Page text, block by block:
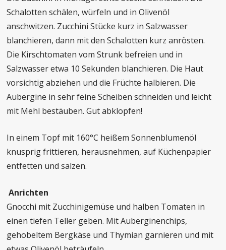
Schalotten schälen, würfeln und in Olivenöl
anschwitzen. Zucchini Stücke kurz in Salzwasser
blanchieren, dann mit den Schalotten kurz anrösten.
Die Kirschtomaten vom Strunk befreien und in
Salzwasser etwa 10 Sekunden blanchieren. Die Haut
vorsichtig abziehen und die Früchte halbieren. Die
Aubergine in sehr feine Scheiben schneiden und leicht
mit Mehl bestäuben. Gut abklopfen!
In einem Topf mit 160°C heißem Sonnenblumenöl
knusprig frittieren, herausnehmen, auf Küchenpapier
entfetten und salzen.
Anrichten
Gnocchi mit Zucchinigemüse und halben Tomaten in
einen tiefen Teller geben. Mit Auberginenchips,
gehobeltem Bergkäse und Thymian garnieren und mit